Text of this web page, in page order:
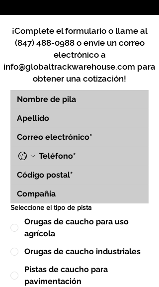
¡Complete el formulario o llame al
(847) 488-0988o envíe un correo
electrónico a
info@globaltrackwarehouse.com para
obtener una cotización!
Seleccione el tipo de pista
Orugas de caucho para uso
agrícola
Orugas de caucho industriales
Pistas de caucho para
pavimentación